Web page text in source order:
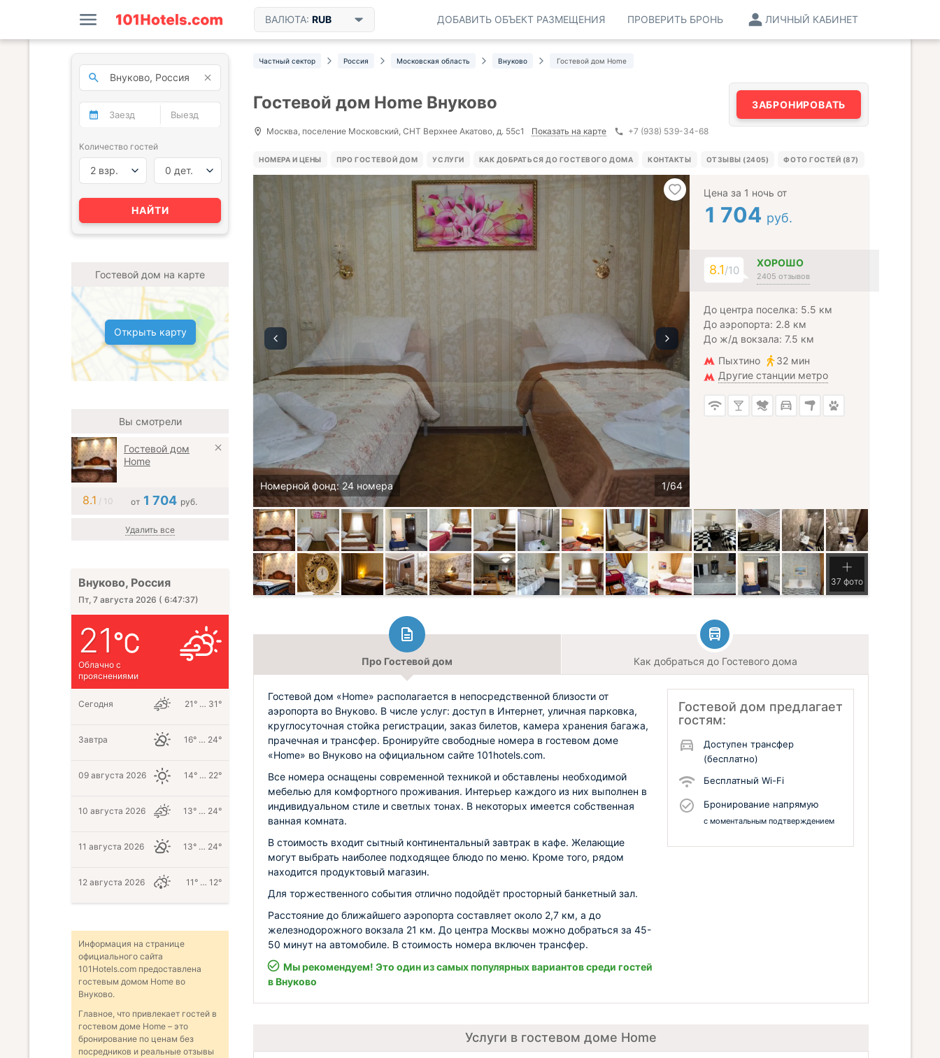
ВАЛЮТА: RUB ЛИЧНЫЙ КАБИНЕТ
ПРОВЕРИТЬ БРОНЬ
ДОБАВИТЬ ОБЪЕКТ РАЗМЕЩЕНИЯ
Частный сектор Россия Московская область Внуково Гостевой дом Home
Гостевой дом Home Внуково
Москва, поселение Московский, СНТ Верхнее Акатово, д. 55с1 Показать на карте +7 (938) 539-34-68
ЗАБРОНИРОВАТЬ
НОМЕРА И ЦЕНЫ ПРО ГОСТЕВОЙ ДОМ УСЛУГИ КАК ДОБРАТЬСЯ ДО ГОСТЕВОГО ДОМА КОНТАКТЫ ОТЗЫВЫ (2405) ФОТО ГОСТЕЙ (87)
Номерной фонд: 24 номера
Цена за 1 ночь от
1 704 руб.
8.1/10
ХОРОШО
2405 отзывов
До центра поселка: 5.5 км
До аэропорта: 2.8 км
До ж/д вокзала: 7.5 км
Пыхтино
32 мин
Другие станции метро
37 фото
Про Гостевой дом Как добраться до Гостевого дома
Гостевой дом предлагает
гостям:
Доступен трансфер
(бесплатно)
Бесплатный Wi-Fi
Бронирование напрямую
с моментальным подтверждением
Гостевой дом «Home» располагается в непосредственной близости от
аэропорта во Внуково. В числе услуг: доступ в Интернет, уличная парковка,
круглосуточная стойка регистрации, заказ билетов, камера хранения багажа,
прачечная и трансфер. Бронируйте свободные номера в гостевом доме
«Home» во Внуково на официальном сайте 101hotels.com.
Все номера оснащены современной техникой и обставлены необходимой
мебелью для комфортного проживания. Интерьер каждого из них выполнен в
индивидуальном стиле и светлых тонах. В некоторых имеется собственная
ванная комната.
В стоимость входит сытный континентальный завтрак в кафе. Желающие
могут выбрать наиболее подходящее блюдо по меню. Кроме того, рядом
находится продуктовый магазин.
Для торжественного события отлично подойдёт просторный банкетный зал.
Расстояние до ближайшего аэропорта составляет около 2,7 км, а до
железнодорожного вокзала 21 км. До центра Москвы можно добраться за 45-
50 минут на автомобиле. В стоимость номера включен трансфер.
Мы рекомендуем! Это один из самых популярных вариантов среди гостей
в Внуково
Услуги в гостевом доме Home
Количество гостей
2 взр. 0 дет.
НАЙТИ
Гостевой дом на карте
Открыть карту
Вы смотрели
Гостевой дом
Home
8.1 / 10 от 1 704 руб.
Удалить все
Внуково, Россия
Пт, 7 августа 2026 ( 6:47:39)
21
Облачно с
прояснениями
Сегодня 21° … 31°
Завтра 16° … 24°
09 августа 2026 14° … 22°
10 августа 2026 13° … 24°
11 августа 2026 13° … 24°
12 августа 2026 11° … 12°
Информация на странице
официального сайта
101Hotels.com предоставлена
гостевым домом Home во
Внуково.
Главное, что привлекает гостей в
гостевом доме Home – это
бронирование по ценам без
посредников и реальные отзывы